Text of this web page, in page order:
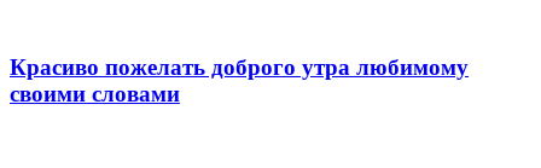
Красиво пожелать доброго утра любимому
своими словами